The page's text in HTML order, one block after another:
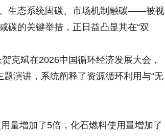
生态系统固碳、市场机制融碳——被视
碳的关键举措，正日益凸显其在“双
克斌在2026中国循环经济发展大会，
演讲，系统阐释了资源循环利用与“无
量增加了5倍，化石燃料使用量增加了